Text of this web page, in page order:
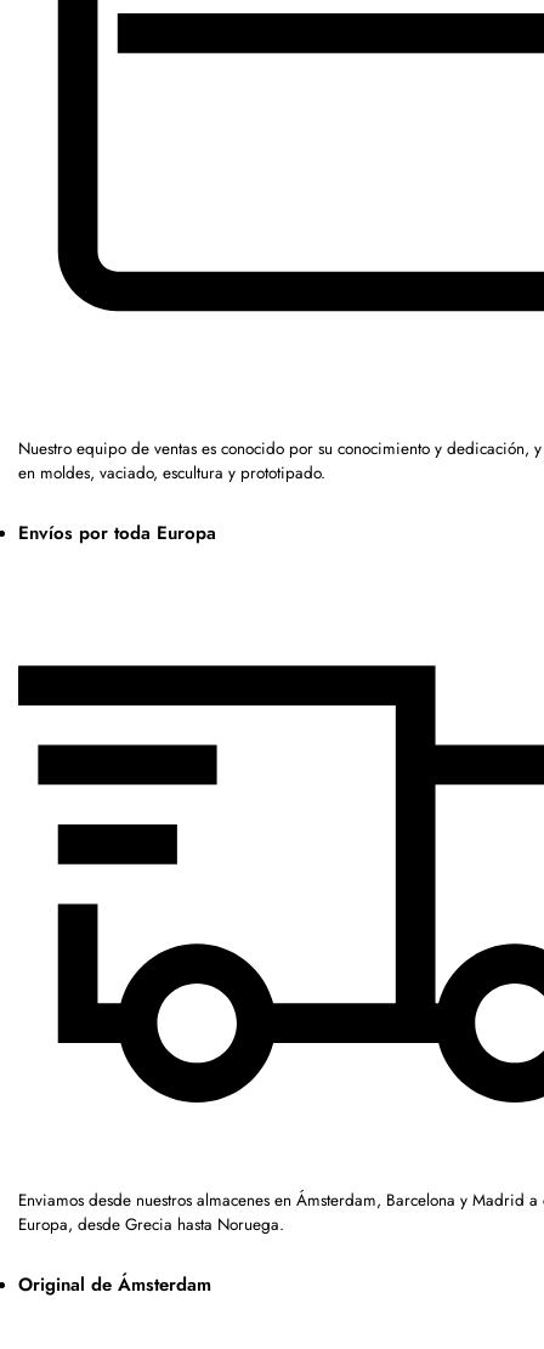
Nuestro equipo de ventas es conocido por su conocimiento y dedicación,
en moldes, vaciado, escultura y prototipado.
Envíos por toda Europa
Enviamos desde nuestros almacenes en Ámsterdam, Barcelona y Madrid
Europa, desde Grecia hasta Noruega.
Original de Ámsterdam